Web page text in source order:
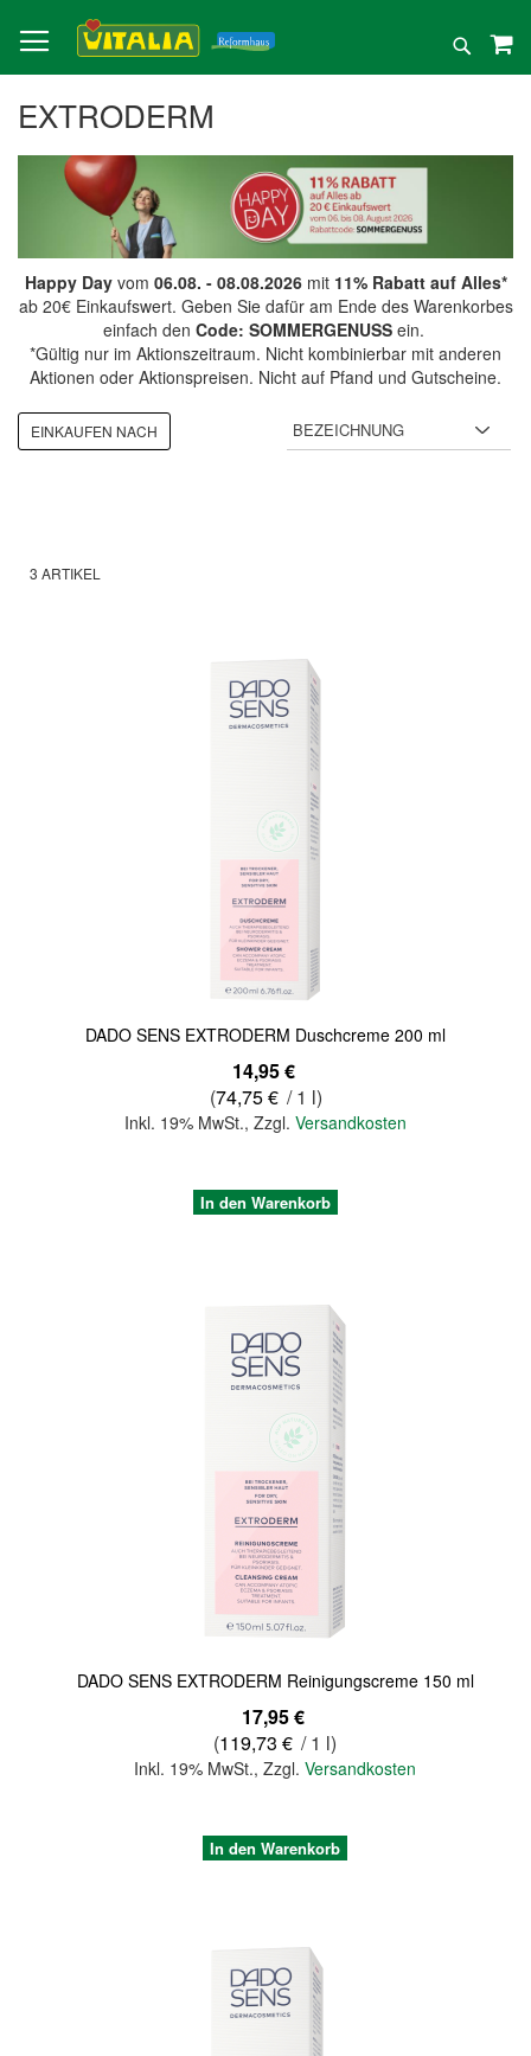
zum
Inhalt
Suche
EXTRODERM
Happy Dayvom 06.08. - 08.08.2026mit 11% Rabatt auf Alles*
ab 20€ Einkaufswert. Geben Sie dafür am Ende des Warenkorbes
einfach den Code: SOMMERGENUSSein.
*Gültig nur im Aktionszeitraum. Nicht kombinierbar mit anderen
Aktionen oder Aktionspreisen. Nicht auf Pfand und Gutscheine.
3 ARTIKEL
DADO SENS EXTRODERM Duschcreme 200 ml
14,95 €
(74,75 € / 1 l)
Inkl. 19% MwSt., Zzgl. Versandkosten
In den Warenkorb
DADO SENS EXTRODERM Reinigungscreme 150 ml
17,95 €
(119,73 € / 1 l)
Inkl. 19% MwSt.,Zzgl.Versandkosten
In den Warenkorb
EINKAUFEN NACH